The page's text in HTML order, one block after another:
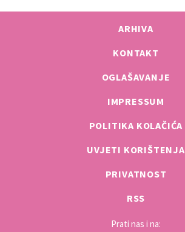
ARHIVA
KONTAKT
OGLAŠAVANJE
IMPRESSUM
POLITIKA KOLAČIĆA
UVJETI KORIŠTENJA
PRIVATNOST
RSS
Prati nas i na: